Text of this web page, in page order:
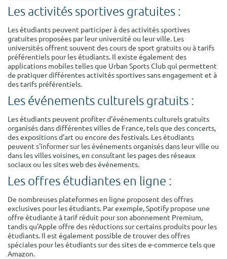
Les activités sportives gratuites :
Les étudiants peuvent participer à des activités sportives
gratuites proposées par leur université ou leur ville. Les
universités offrent souvent des cours de sport gratuits ou à tarifs
préférentiels pour les étudiants. Il existe également des
applications mobiles telles que Urban Sports Club qui permettent
de pratiquer différentes activités sportives sans engagement et à
des tarifs préférentiels.
Les événements culturels gratuits :
Les étudiants peuvent profiter d'événements culturels gratuits
organisés dans différentes villes de France, tels que des concerts,
des expositions d'art ou encore des festivals. Les étudiants
peuvent s'informer sur les événements organisés dans leur ville ou
dans les villes voisines, en consultant les pages des réseaux
sociaux ou les sites web des événements.
Les offres étudiantes en ligne :
De nombreuses plateformes en ligne proposent des offres
exclusives pour les étudiants. Par exemple, Spotify propose une
offre étudiante à tarif réduit pour son abonnement Premium,
tandis qu'Apple offre des réductions sur certains produits pour les
étudiants. Il est également possible de trouver des offres
spéciales pour les étudiants sur des sites de e-commerce tels que
Amazon.